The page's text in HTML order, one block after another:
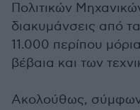
Πολιτικών
διακυμάνσεις από
11.000 περίπου
βέβαια και των
Ακολούθως,